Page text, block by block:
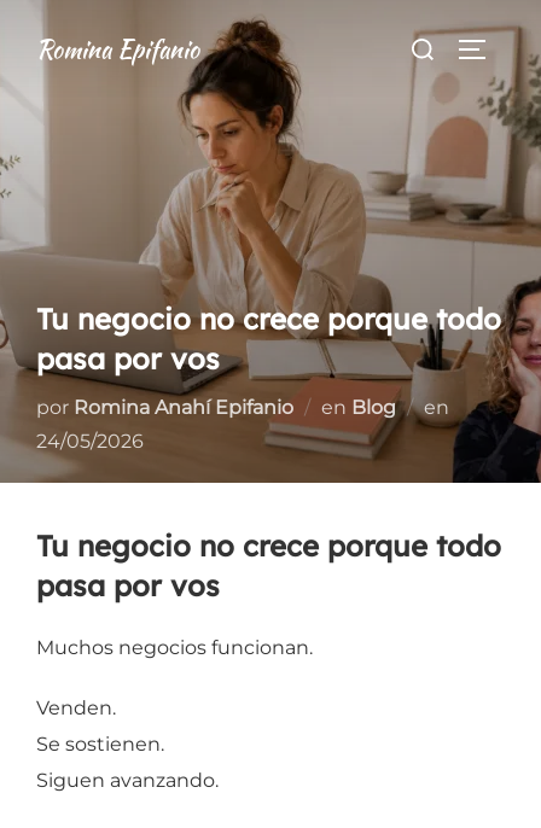
Romina Epifanio Buscar:
Tu negocio no crece porque todo
pasa por vos
por Romina Anahí Epifanio en Blog en
el
24/05/2026
Tu negocio no crece porque todo
pasa por vos
Muchos negocios funcionan.
Venden.
Se sostienen.
Siguen avanzando.